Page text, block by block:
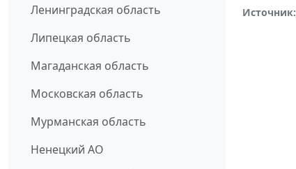
Ленинградская область
Липецкая область
Магаданская область
Московская область
Мурманская область
Ненецкий АО
Источник: